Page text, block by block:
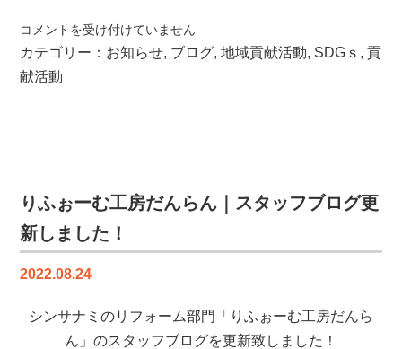
普
通
救
講
し
ま
し
た
コメントを受け付けていません
カテゴリー： お知らせ, ブログ,地域貢献活動, SDGｓ ,貢
献活動
りふぉーむ工房だんらん｜スタッフブログ更
新しました！
2022.08.24
シンサナミのリフォーム部門「りふぉーむ工房だんら
ん」のスタッフブログを更新致しました！